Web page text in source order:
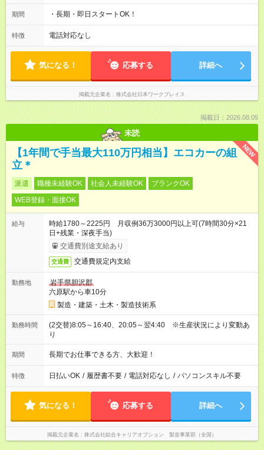
期間 ・長期・即日スタートOK！
特徴 電話対応なし
気になる！ 応募する 詳細へ
掲載元企業名 株式会社日本ワークプレイス
掲載日：2026.08.05
未読
NEW
【1年間で手当最大110万円相当】エコカーの組
立＊
派遣 職種未経験OK 社会人未経験OK
ブランクOK
WEB登録・面接OK
給与
時給1780～2225円 月収例36万3000円以上可(7時間30分×21
日+残業・深夜手当)
交通費別途支給あり
交通費 交通費規定内支給
勤務地
岩手県胆沢郡
六原駅から車10分
製造・建築・土木・製造技術系
勤務時間
(2交替)8:05～16:40、20:05～翌4:40 ※生産状況により変動あ
り
期間 長期でお仕事できる方、大歓迎！
特徴 日払いOK / 履歴書不要 / 電話対応なし / パソコンスキル不要
気になる！ 応募する 詳細へ
掲載元企業名 株式会社綜合キャリアオプション 製造事業部（全国）